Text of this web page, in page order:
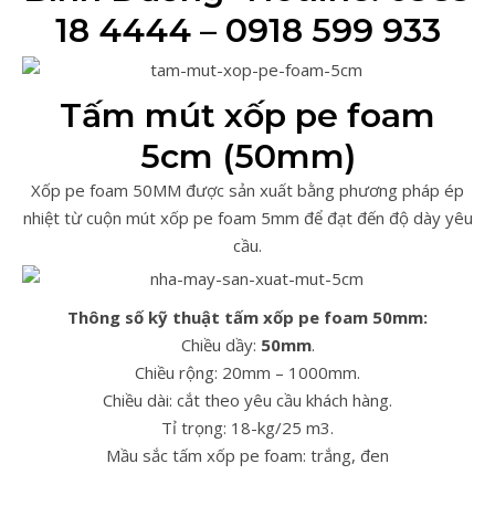
18 4444 – 0918 599 933
Tấm mút xốp pe foam
5cm (50mm)
Xốp pe foam 50MM được sản xuất bằng phương pháp ép
nhiệt từ cuộn mút xốp pe foam 5mm để đạt đến độ dày yêu
cầu.
Thông số kỹ thuật tấm xốp pe foam 50mm:
Chiều dầy: 50mm.
Chiều rộng: 20mm – 1000mm.
Chiều dài: cắt theo yêu cầu khách hàng.
Tỉ trọng: 18-kg/25 m3.
Mầu sắc tấm xốp pe foam: trắng, đen